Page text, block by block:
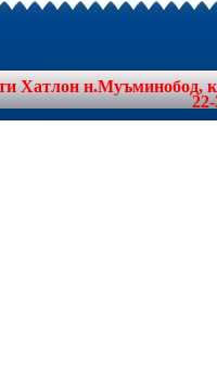
Хатлон н.Муъминобод,